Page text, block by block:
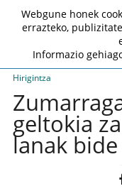
Hirigintza
geltokia
lanak
Webgune honek
errazteko,
Informazio